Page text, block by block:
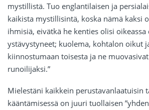
mystillistä. Tuo englantilaisen ja
kaikista mystillisintä, koska nämä kaksi
ihmisiä, eivätkä he kenties olisi oikeassa
ystävystyneet; kuolema, kohtalon oikut
kiinnostumaan toisesta ja ne
runoilijaksi.”
Mielestäni kaikkein perustavanlaatuisin
kääntämisessä on juuri tuollaisen